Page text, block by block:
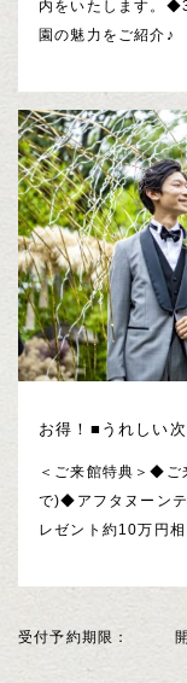
内をいたします。
園の魅力をご紹介♪
お得！■うれしい
＜ご来館特典＞◆ご
で)◆アフタヌーン
レゼント約10万円
受付予約期限